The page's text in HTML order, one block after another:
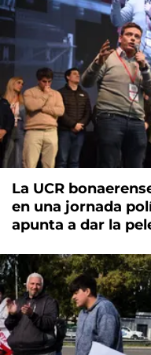
La UCR
en una jornada
apunta a dar la